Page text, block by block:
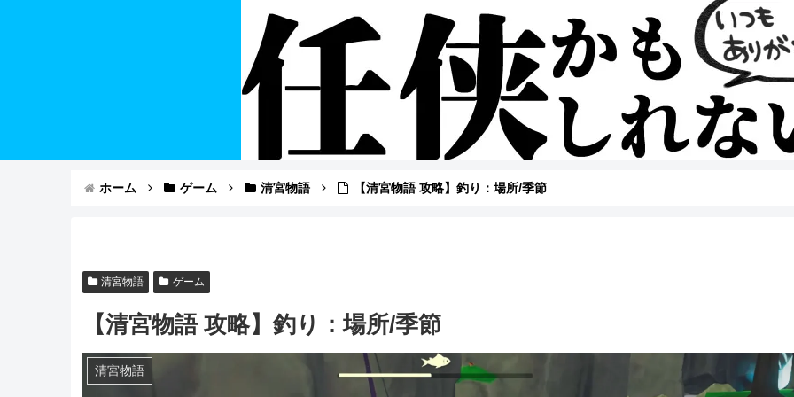
ホーム ゲーム 清宮物語 【清宮物語 攻略】釣り：場所/季節
清宮物語 ゲーム
【清宮物語 攻略】釣り：場所/季節
清宮物語